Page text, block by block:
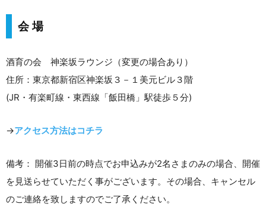
会 場
酒育の会 神楽坂ラウンジ（変更の場合あり）
住所：東京都新宿区神楽坂３－１美元ビル３階
(JR・有楽町線・東西線「飯田橋」駅徒歩５分)
→アクセス方法はコチラ
備考： 開催3日前の時点でお申込みが2名さまのみの場合、開催
を見送らせていただく事がございます。その場合、キャンセル
のご連絡を致しますのでご了承ください。